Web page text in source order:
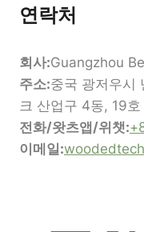
연락처
회사:Guangzhou
주소:중국 광저우시
크 산업구 4동, 19호
전화/왓츠앱/위챗:
이메일: